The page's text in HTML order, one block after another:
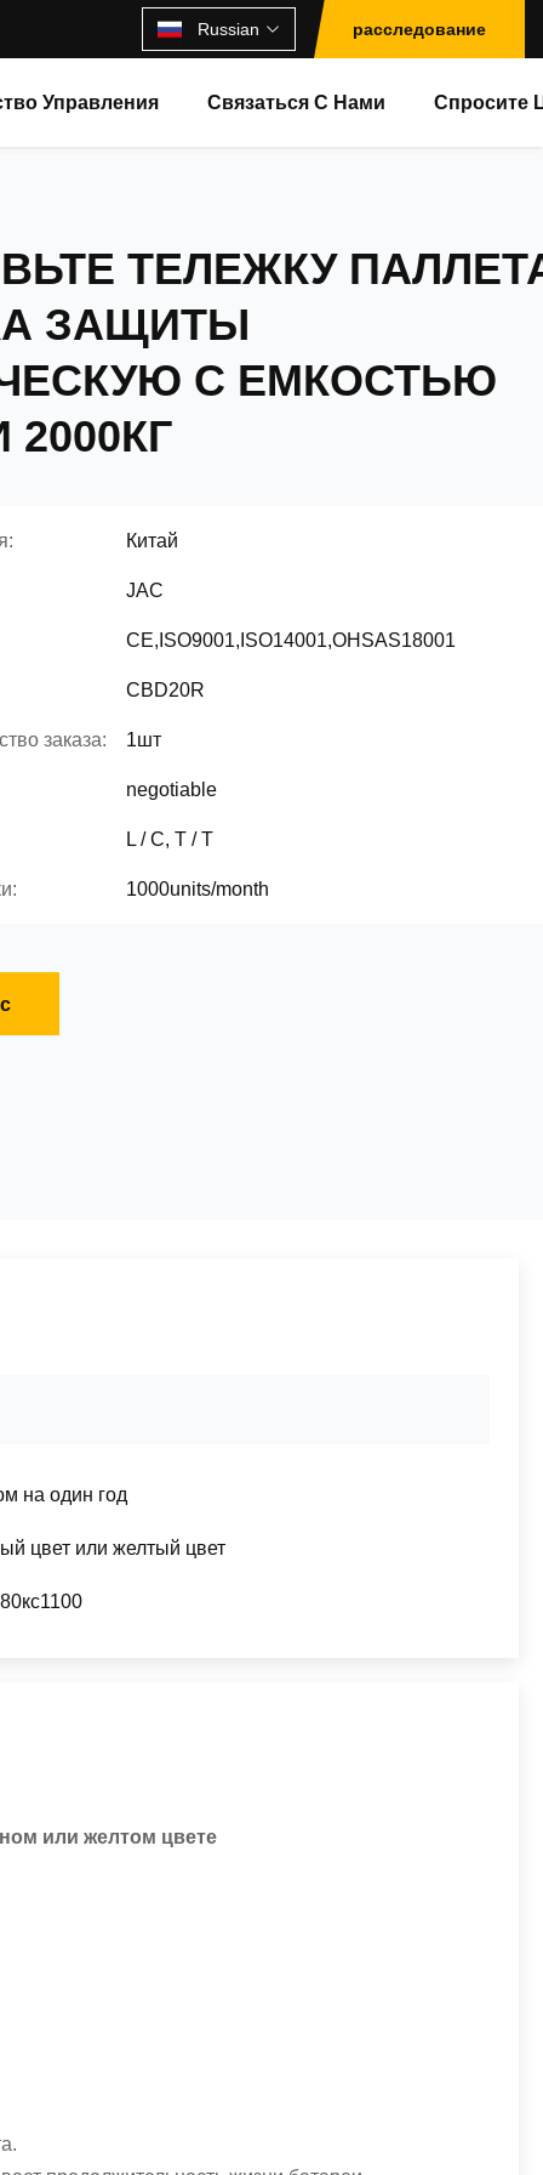
Russian расследование
Управления Связаться С Нами Спросите
ТЕЛЕЖКУ
ЗАЩИТЫ
С ЕМКОСТЬЮ
2000КГ
Китай
JAC
CE,ISO9001,ISO14001,OHSAS18001
CBD20R
заказа: 1шт
negotiable
L / C, T / T
1000units/month
на один год
цвет или желтый цвет
или желтом цвете